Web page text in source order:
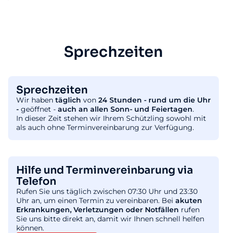
Sprechzeiten
Sprechzeiten
Wir haben täglich von 24 Stunden - rund um die Uhr
- geöffnet - auch an allen Sonn- und Feiertagen.
In dieser Zeit stehen wir Ihrem Schützling sowohl mit
als auch ohne Terminvereinbarung zur Verfügung.
Hilfe und Terminvereinbarung via
Telefon
Rufen Sie uns täglich zwischen 07:30 Uhr und 23:30
Uhr an, um einen Termin zu vereinbaren. Bei akuten
Erkrankungen, Verletzungen oder Notfällen rufen
Sie uns bitte direkt an, damit wir Ihnen schnell helfen
können.